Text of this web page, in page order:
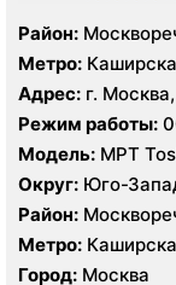
Район:
Нагатинский
Чертаново,
, Зюзино,
Метро:
Варшавская,
Нагорная,
Адрес: г.
Режим работы:
Модель: МРТ
Aquilion 32
Sonoace X8
Округ: Юго-
Район:
Нагатинский
Чертаново,
Метро:
Варшавская,
Город: Москва